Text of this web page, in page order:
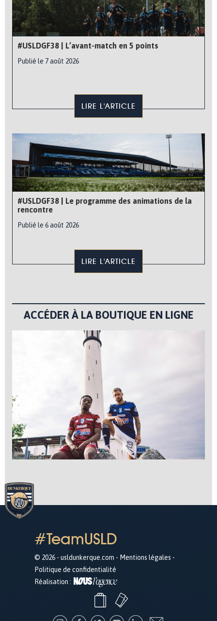
#USLDGF38 | L’avant-match en 5 points
Publié le 7 août 2026
LIRE L'ARTICLE
#USLDGF38 | Le programme des animations de la
rencontre
Publié le 6 août 2026
LIRE L'ARTICLE
ACCÉDER À LA BOUTIQUE EN LIGNE
#TeamUSLD
© 2026 - usldunkerque.com - Mentions légales -
Politique de confidentialité
Réalisation :